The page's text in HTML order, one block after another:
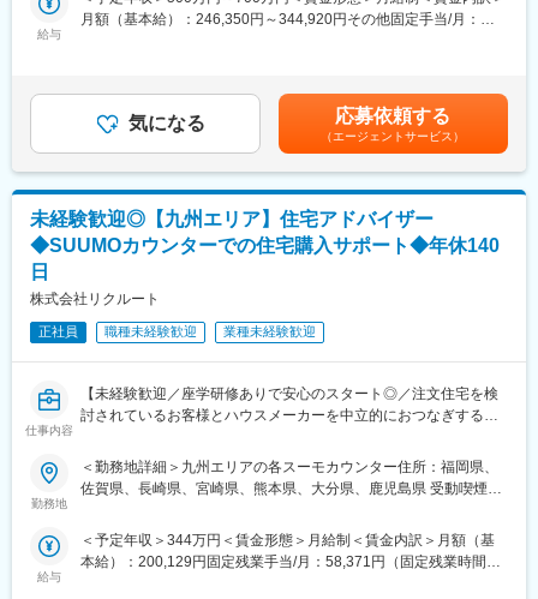
・個人のお客様のご紹介、打合せのセッティング
・展示場やモデルルームの見学、取材を通じて企業様の魅力情報
■目標について
「売上数値」ではなく「お客様満足度」を追い求められる環境◎
・個人ノルマはなく、チームで目標達成を目指環境
・売り上げ数字ではなく、成約数・成約率が目標
■働き方
・年休140日でプライベートとの両立◎
＝＝＝＝＝
■キャリアアップイメージ
・入社10年目マネージャーの場合約710万円
＝＝＝＝＝
■ポジションの魅力
・お客様に寄り添いじっくり時間をかけながら提案が可能
ップも◎
で市場・顧客に刺さる急成長中の自社プロダクトを展開していま
個人及びチームの契約件数、MRR最大化がミッションです。
インサイドセールスが獲得した商談顧客に対して、契約までの全
てのプロセスをお任せします。
・顧客毎の契約獲得戦略の立案と実行
・顧客の課題、ニーズのヒアリング
・九州エリアを中心に上記業務に係る顧客訪問（月2～3回程度）
・担当者とのリレーション構築とフォロー
■ポジションの魅力
＜九州エリアの創生・活性化＞
ッションに、新規開拓や深耕営業を行って現場の生産性を上げる
ため、課題解決型の営業でプロダクトを広めていただきます。
＜潤沢なリードが供給される＞
当社の強力なマーケティングチームにより、月間7,000件を超える
リードを獲得、良質な商談が豊富に供給されています。
新規架電によるアポ取りはなく、契約獲得に集中することができ
ます。
給与
月額（基本給）：246,350円～344,920円その他固定手当/月：
給有無＞有＜残業手当＞有賃金はあくまでも目安の金額であり、
選考を通じて上下する可能性があります。月給(月額)は固定手当を
含めた表記です。
気になる 応募依頼する
（エージェントサービス）
未経験歓迎◎【九州エリア】住宅アドバイザー
◆SUUMOカウンターでの住宅購入サポート◆年休140
日
株式会社リクルート
正社員 職種未経験歓迎 業種未経験歓迎
仕事内容
【未経験歓迎／座学研修ありで安心のスタート◎／注文住宅を検
討されているお客様とハウスメーカーを中立的におつなぎする／
■業務内容
暮らしのご要望に合った住まいの条件を一緒に整理し、中立的な
立場で、ご要望に合ったハウスメーカーや工務店・新築マンショ
勤務地
＜勤務地詳細＞九州エリアの各スーモカウンター住所：福岡県、
佐賀県、長崎県、宮崎県、熊本県、大分県、鹿児島県 受動喫煙対
性あり
給与
＜予定年収＞344万円＜賃金形態＞月給制＜賃金内訳＞月額（基
本給）：200,129円固定残業手当/月：58,371円（固定残業時間35